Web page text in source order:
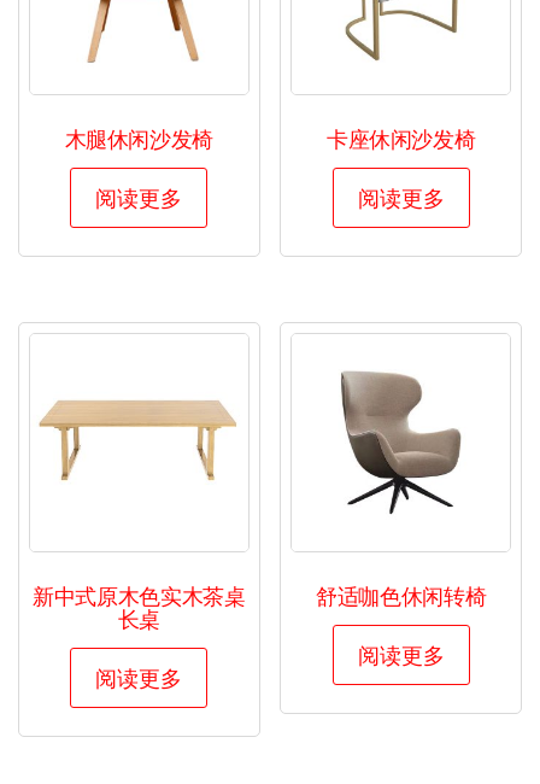
木腿休闲沙发椅
阅读更多
卡座休闲沙发椅
阅读更多
新中式原木色实木茶桌
长桌
阅读更多
舒适咖色休闲转椅
阅读更多